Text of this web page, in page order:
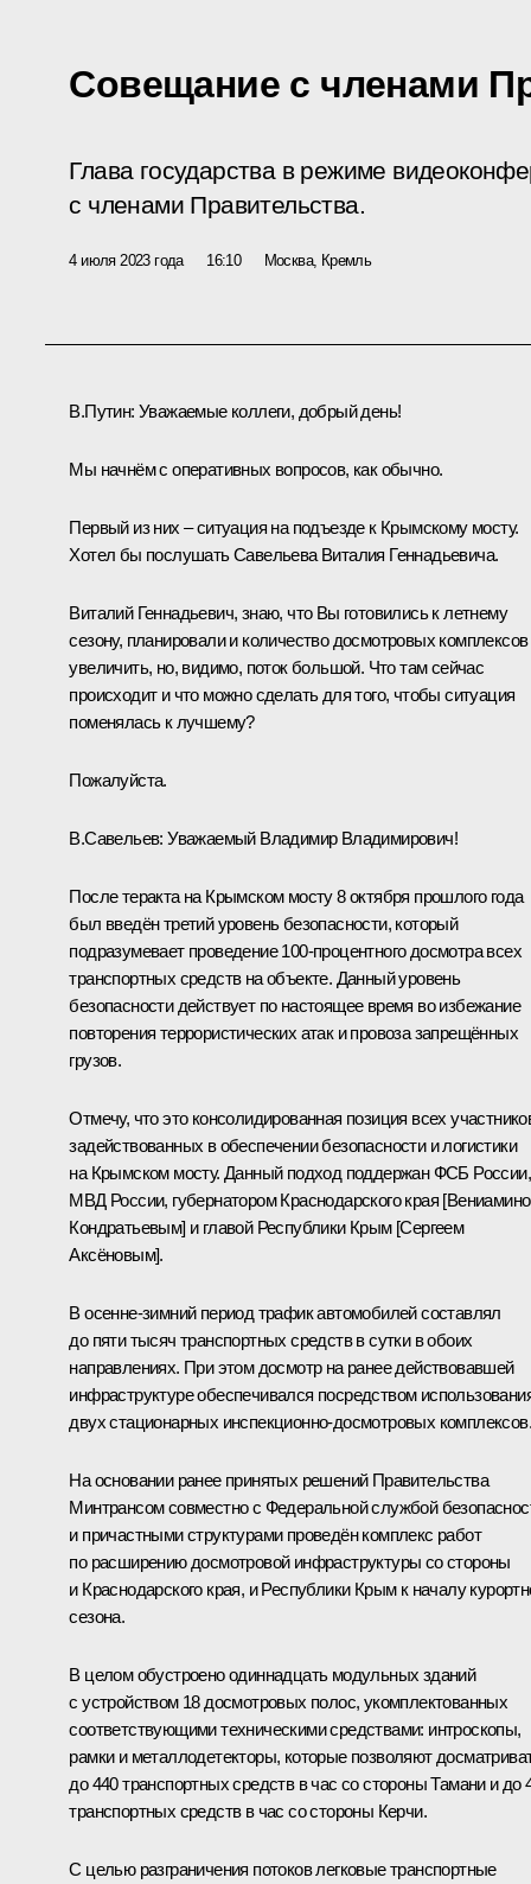
Совещание с членами
Глава государства в режиме
с членами Правительства.
4 июля 2023 года 16:10 Москва, Кремль
В.Путин: Уважаемые коллеги, добрый день!
Мы начнём с оперативных вопросов, как обычно.
Первый из них – ситуация на подъезде к Крымскому мосту.
Хотел бы послушать Савельева Виталия Геннадьевича.
Виталий Геннадьевич, знаю, что Вы готовились к летнему
сезону, планировали и количество досмотровых комплексов
увеличить, но, видимо, поток большой. Что там сейчас
происходит и что можно сделать для того, чтобы ситуация
поменялась к лучшему?
Пожалуйста.
В.Савельев:Уважаемый Владимир Владимирович!
После теракта на Крымском мосту 8 октября прошлого года
был введён третий уровень безопасности, который
подразумевает проведение 100-процентного досмотра всех
транспортных средств на объекте. Данный уровень
безопасности действует по настоящее время во избежание
повторения террористических атак и провоза запрещённых
грузов.
Отмечу, что это консолидированная позиция всех
задействованных в обеспечении безопасности и логистики
на Крымском мосту. Данный подход поддержан ФСБ России,
МВД России, губернатором Краснодарского края
Кондратьевым] и главой Республики Крым [Сергеем
Аксёновым].
В осенне-зимний период трафик автомобилей составлял
до пяти тысяч транспортных средств в сутки в обоих
направлениях. При этом досмотр на ранее действовавшей
инфраструктуре обеспечивался посредством
двух стационарных инспекционно-досмотровых комплексов.
На основании ранее принятых решений Правительства
Минтрансом совместно с Федеральной службой
и причастными структурами проведён комплекс работ
по расширению досмотровой инфраструктуры со стороны
и Краснодарского края, и Республики Крым к началу
сезона.
В целом обустроено одиннадцать модульных зданий
с устройством 18 досмотровых полос, укомплектованных
соответствующими техническими средствами: интроскопы,
рамки и металлодетекторы, которые позволяют
до 440 транспортных средств в час со стороны Тамани и до
транспортных средств в час со стороны Керчи.
С целью разграничения потоков легковые транспортные